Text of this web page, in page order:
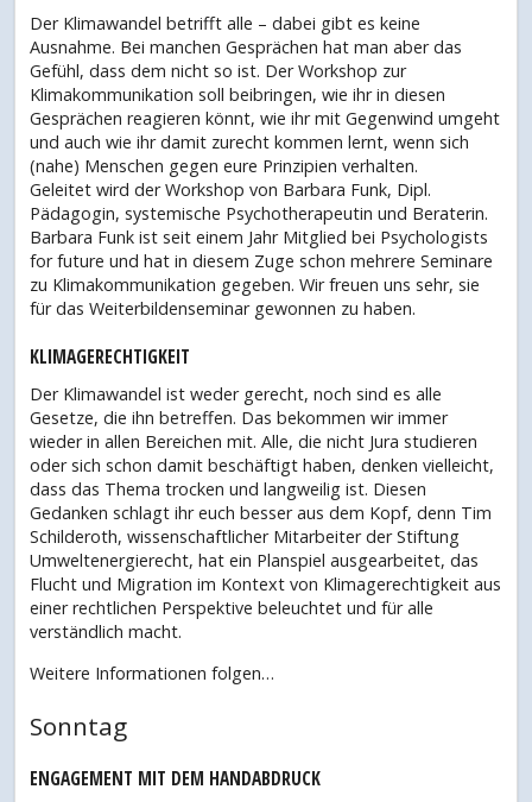
Der Klimawandel betrifft alle – dabei gibt es keine
Ausnahme. Bei manchen Gesprächen hat man aber das
Gefühl, dass dem nicht so ist. Der Workshop zur
Klimakommunikation soll beibringen, wie ihr in diesen
Gesprächen reagieren könnt, wie ihr mit Gegenwind umgeht
und auch wie ihr damit zurecht kommen lernt, wenn sich
(nahe) Menschen gegen eure Prinzipien verhalten.
Geleitet wird der Workshop von Barbara Funk, Dipl.
Pädagogin, systemische Psychotherapeutin und Beraterin.
Barbara Funk ist seit einem Jahr Mitglied bei Psychologists
for future und hat in diesem Zuge schon mehrere Seminare
zu Klimakommunikation gegeben. Wir freuen uns sehr, sie
für das Weiterbildenseminar gewonnen zu haben.
KLIMAGERECHTIGKEIT
Der Klimawandel ist weder gerecht, noch sind es alle
Gesetze, die ihn betreffen. Das bekommen wir immer
wieder in allen Bereichen mit. Alle, die nicht Jura studieren
oder sich schon damit beschäftigt haben, denken vielleicht,
dass das Thema trocken und langweilig ist. Diesen
Gedanken schlagt ihr euch besser aus dem Kopf, denn Tim
Schilderoth, wissenschaftlicher Mitarbeiter der Stiftung
Umweltenergierecht, hat ein Planspiel ausgearbeitet, das
Flucht und Migration im Kontext von Klimagerechtigkeit aus
einer rechtlichen Perspektive beleuchtet und für alle
verständlich macht.
Weitere Informationen folgen…
Sonntag
ENGAGEMENT MIT DEM HANDABDRUCK